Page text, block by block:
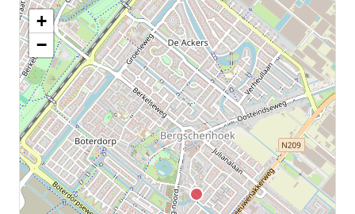
Geen tankstations met locatiegegevens gevonden.
De kaart kan niet worden weergegeven zonder GPS coördinaten.
+
−